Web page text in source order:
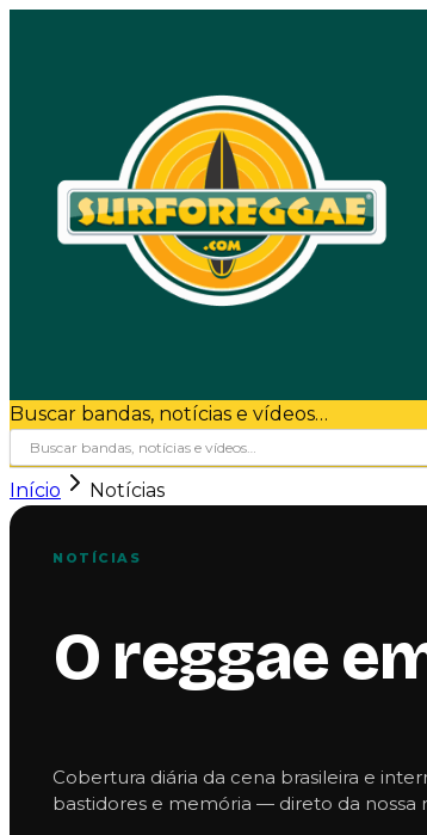
Buscar bandas, notícias e vídeos…
Início Notícias
NOTÍCIAS
O reggae
Cobertura diária da cena brasileira e
bastidores e memória — direto da nossa